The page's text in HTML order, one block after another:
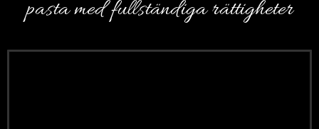
pasta med fullständiga rättigheter